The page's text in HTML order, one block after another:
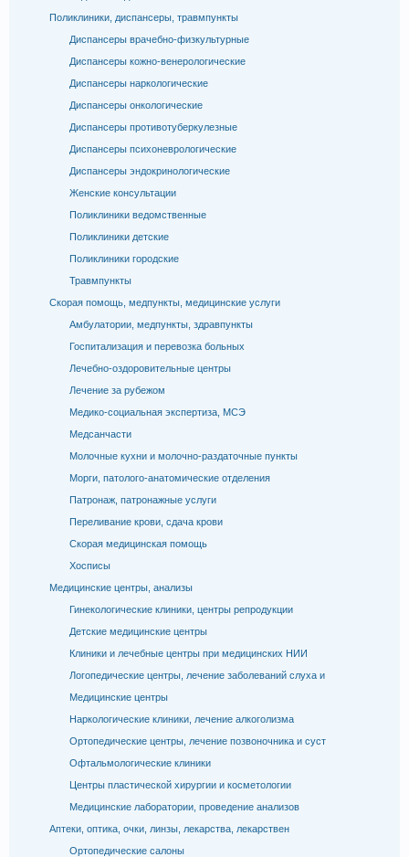
Поликлиники, диспансеры, травмпункты
Диспансеры врачебно-физкультурные
Диспансеры кожно-венерологические
Диспансеры наркологические
Диспансеры онкологические
Диспансеры противотуберкулезные
Диспансеры психоневрологические
Диспансеры эндокринологические
Женские консультации
Поликлиники ведомственные
Поликлиники детские
Поликлиники городские
Травмпункты
Скорая помощь, медпункты, медицинские услуги
Амбулатории, медпункты, здравпункты
Госпитализация и перевозка больных
Лечебно-оздоровительные центры
Лечение за рубежом
Медико-социальная экспертиза, МСЭ
Медсанчасти
Молочные кухни и молочно-раздаточные пункты
Морги, патолого-анатомические отделения
Патронаж, патронажные услуги
Переливание крови, сдача крови
Скорая медицинская помощь
Хосписы
Медицинские центры, анализы
Гинекологические клиники, центры репродукции
Детские медицинские центры
Клиники и лечебные центры при медицинских НИИ
Логопедические центры, лечение заболеваний слуха и
Медицинские центры
Наркологические клиники, лечение алкоголизма
Ортопедические центры, лечение позвоночника и суст
Офтальмологические клиники
Центры пластической хирургии и косметологии
Медицинские лаборатории, проведение анализов
Аптеки, оптика, очки, линзы, лекарства, лекарствен
Ортопедические салоны